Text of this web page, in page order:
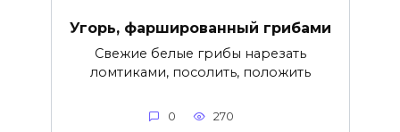
Угорь, фаршированный грибами
Свежие белые грибы нарезать
ломтиками, посолить, положить
0 270